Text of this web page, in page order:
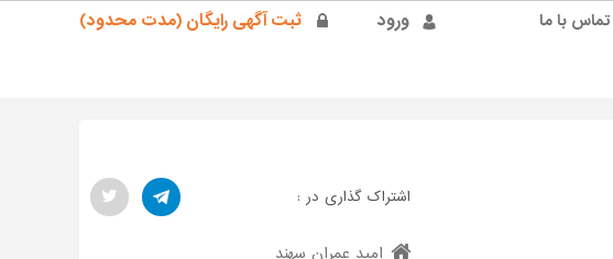
ورود ثبت آگهی رایگان (مدت محدود) تماس با ما
اشتراک گذاری در :
امید عمران سهند